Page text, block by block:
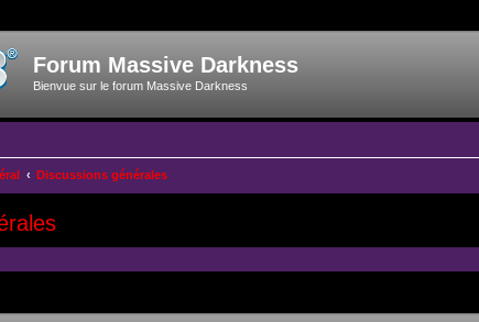
Forum Massive Darkness
Bienvue sur le forum Massive Darkness
Discussions générales